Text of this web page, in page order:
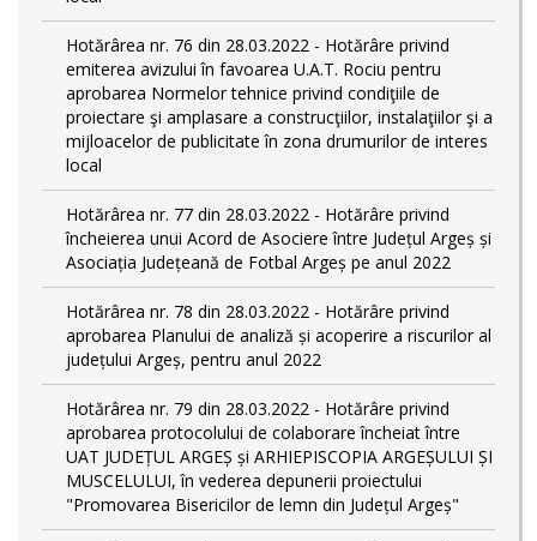
Hotărârea nr. 76 din 28.03.2022 - Hotărâre privind
emiterea avizului în favoarea U.A.T. Rociu pentru
aprobarea Normelor tehnice privind condiţiile de
proiectare şi amplasare a construcţiilor, instalaţiilor şi a
mijloacelor de publicitate în zona drumurilor de interes
local
Hotărârea nr. 77 din 28.03.2022 - Hotărâre privind
încheierea unui Acord de Asociere între Județul Argeș și
Asociația Județeană de Fotbal Argeș pe anul 2022
Hotărârea nr. 78 din 28.03.2022 - Hotărâre privind
aprobarea Planului de analiză și acoperire a riscurilor al
județului Argeș, pentru anul 2022
Hotărârea nr. 79 din 28.03.2022 - Hotărâre privind
aprobarea protocolului de colaborare încheiat între
UAT JUDEȚUL ARGEȘ și ARHIEPISCOPIA ARGEȘULUI ȘI
MUSCELULUI, în vederea depunerii proiectului
"Promovarea Bisericilor de lemn din Județul Argeș"